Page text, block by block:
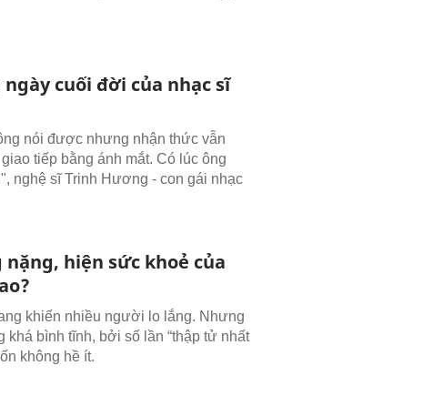
cuối đời của nhạc sĩ
nói được nhưng nhận thức vẫn
tiếp bằng ánh mắt. Có lúc ông
nghệ sĩ Trinh Hương - con gái nhạc
hiện sức khoẻ của
khiến nhiều người lo lắng. Nhưng
bình tĩnh, bởi số lần “thập tử nhất
không hề ít.